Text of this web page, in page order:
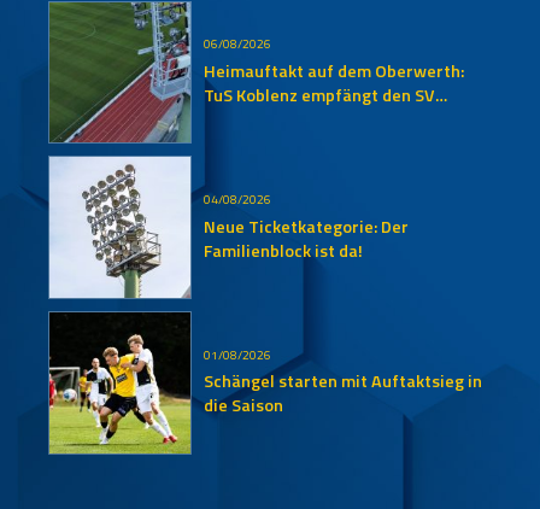
06/08/2026
Heimauftakt auf dem Oberwerth:
TuS Koblenz empfängt den SV
04/08/2026
Neue Ticketkategorie: Der
Familienblock ist da!
01/08/2026
Schängel starten mit Auftaktsieg in
die Saison